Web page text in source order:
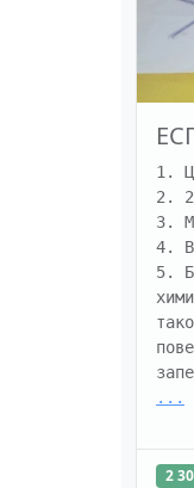
1.
2.
3.
4.
5.
...
2